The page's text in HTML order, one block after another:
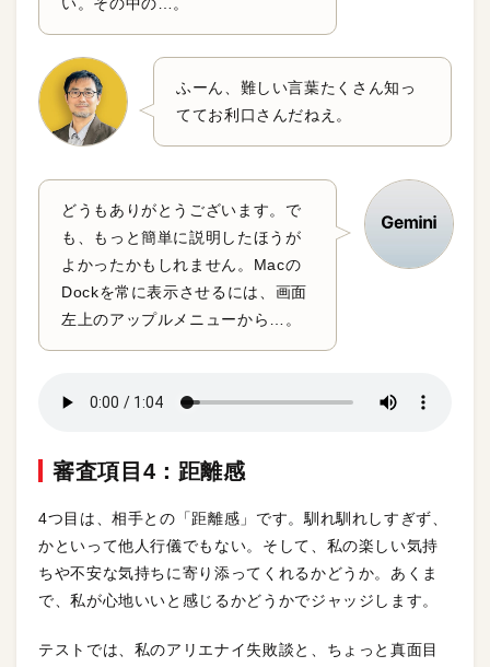
ふーん、難しい言葉たくさん知っ
ててお利口さんだねえ。
どうもありがとうございます。で
も、もっと簡単に説明したほうが
よかったかもしれません。Macの
Dockを常に表示させるには、画面
左上のアップルメニューから…。
審査項目4：距離感
4つ目は、相手との「距離感」です。馴れ馴れしすぎず、
かといって他人行儀でもない。そして、私の楽しい気持
ちや不安な気持ちに寄り添ってくれるかどうか。あくま
で、私が心地いいと感じるかどうかでジャッジします。
テストでは、私のアリエナイ失敗談と、ちょっと真面目